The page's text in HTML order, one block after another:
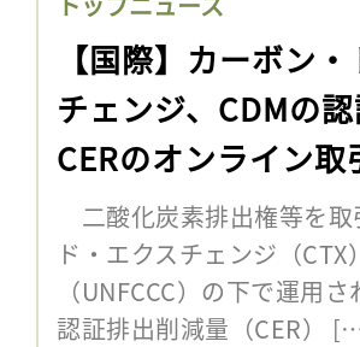
【国際】カーボン
チェンジ、CDMの
CERのオンライン取
二酸化炭素排出権等を
ド・エクスチェンジ（
（UNFCCC）の下で運用
認証排出削減量（CER）